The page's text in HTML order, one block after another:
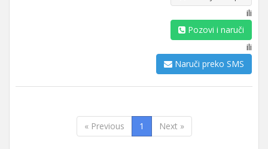
ili
Pozovi i naruči
ili
Naruči preko SMS
« Previous 1 Next »